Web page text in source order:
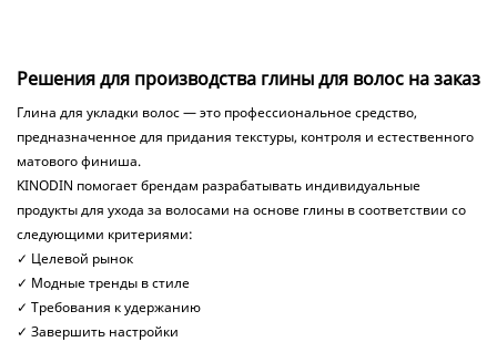
Решения для производства глины для волос на заказ
Глина для укладки волос — это профессиональное средство,
предназначенное для придания текстуры, контроля и естественного
матового финиша.
KINODIN помогает брендам разрабатывать индивидуальные
продукты для ухода за волосами на основе глины в соответствии со
следующими критериями:
✓ Целевой рынок
✓ Модные тренды в стиле
✓ Требования к удержанию
✓ Завершить настройки